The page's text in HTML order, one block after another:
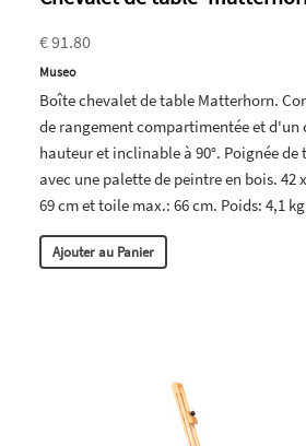
€ 91.80
Museo
Boîte chevalet de table Matterhorn.
de rangement compartimentée et d'un
hauteur et inclinable à 90°. Poignée
avec une palette de peintre en bois. 42
69 cm et toile max.: 66 cm. Poids: 4,1 kg
Ajouter au Panier